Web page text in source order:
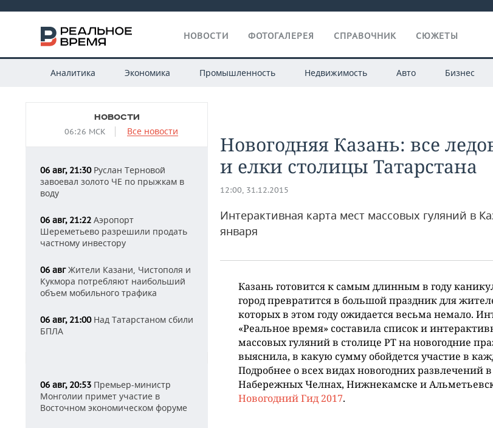
НОВОСТИ ФОТОГАЛЕРЕЯ СПРАВОЧНИК СЮЖЕТЫ
Аналитика Экономика Промышленность Недвижимость Авто Бизнес
НОВОСТИ
06:26 МСК Все новости
06 авг, 21:30Руслан Терновой
завоевал золото ЧЕ по прыжкам в
воду
06 авг, 21:22 Аэропорт
Шереметьево разрешили продать
частному инвестору
06 авгЖители Казани, Чистополя и
Кукмора потребляют наибольший
объем мобильного трафика
06 авг, 21:00Над Татарстаном сбили
БПЛА
06 авг, 20:53 Премьер-министр
Монголии примет участие в
Восточном экономическом форуме
Новогодняя Казань: все
и елки столицы Татарстана
12:00, 31.12.2015
Интерактивная карта мест массовых гуляний в
января
Казань готовится к самым длинным в году
город превратится в большой праздник для
которых в этом году ожидается весьма немало.
«Реальное время» составила список и
массовых гуляний в столице РТ на новогодние
выяснила, в какую сумму обойдется участие в
Подробнее о всех видах новогодних развлечений
Набережных Челнах, Нижнекамске и
Новогодний Гид 2017.